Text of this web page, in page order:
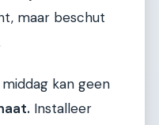
maar beschut
kan geen
Installeer